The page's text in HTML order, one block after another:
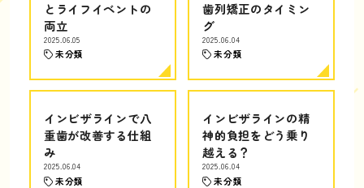
とライフイベントの
両立
2025.06.05
未分類
歯列矯正のタイミン
グ
2025.06.04
未分類
インビザラインで八
重歯が改善する仕組
み
2025.06.04
未分類
インビザラインの精
神的負担をどう乗り
越える？
2025.06.04
未分類